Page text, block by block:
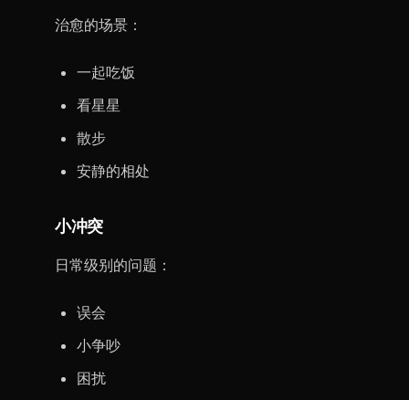
治愈的场景：
一起吃饭
看星星
散步
安静的相处
小冲突
日常级别的问题：
误会
小争吵
困扰